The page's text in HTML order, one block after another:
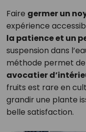
Faire germer un
expérience
la patience et un
suspension dans
méthode permet
avocatier
fruits est rare en
grandir une plante
belle satisfaction.